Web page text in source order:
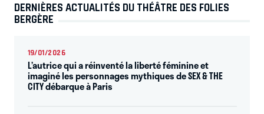
DERNIÈRES ACTUALITÉS DU THÉÂTRE DES FOLIES
BERGÈRE
19/01/2026
L’autrice qui a réinventé la liberté féminine et
imaginé les personnages mythiques de SEX & THE
CITY débarque à Paris